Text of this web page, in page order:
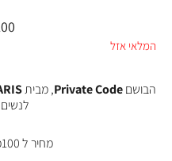
המלאי אזל
הבושםPrivate Code, מבית
לנשים
מחיר ל 100מל' 1332 ש"ח